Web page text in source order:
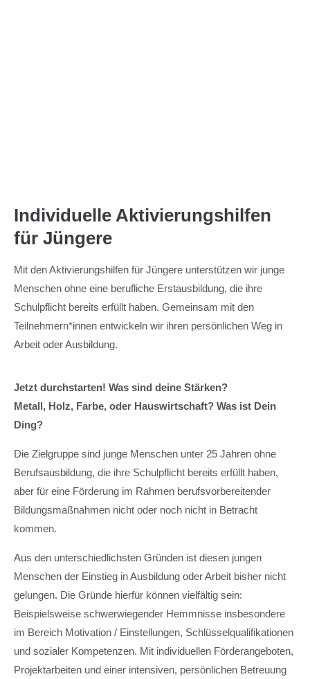
Individuelle Aktivierungshilfen
für Jüngere
Mit den Aktivierungshilfen für Jüngere unterstützen wir junge
Menschen ohne eine berufliche Erstausbildung, die ihre
Schulpflicht bereits erfüllt haben. Gemeinsam mit den
Teilnehmern*innen entwickeln wir ihren persönlichen Weg in
Arbeit oder Ausbildung.
Jetzt durchstarten! Was sind deine Stärken?
Metall, Holz, Farbe, oder Hauswirtschaft? Was ist Dein
Ding?
Die Zielgruppe sind junge Menschen unter 25 Jahren ohne
Berufsausbildung, die ihre Schulpflicht bereits erfüllt haben,
aber für eine Förderung im Rahmen berufsvorbereitender
Bildungsmaßnahmen nicht oder noch nicht in Betracht
kommen.
Aus den unterschiedlichsten Gründen ist diesen jungen
Menschen der Einstieg in Ausbildung oder Arbeit bisher nicht
gelungen. Die Gründe hierfür können vielfältig sein:
Beispielsweise schwerwiegender Hemmnisse insbesondere
im Bereich Motivation / Einstellungen, Schlüsselqualifikationen
und sozialer Kompetenzen. Mit individuellen Förderangeboten,
Projektarbeiten und einer intensiven, persönlichen Betreuung